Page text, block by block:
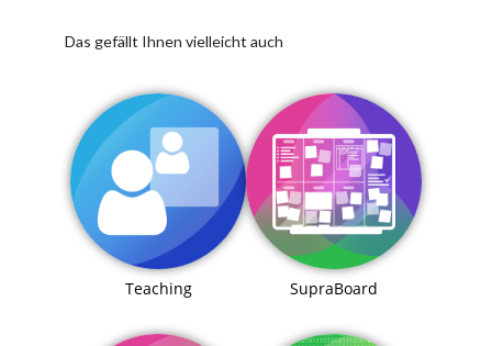
Das gefällt Ihnen vielleicht auch
Teaching SupraBoard